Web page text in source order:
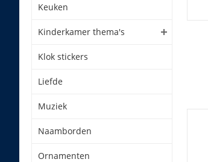
Keuken
Kinderkamer thema's
Klok stickers
Liefde
Muziek
Naamborden
Ornamenten